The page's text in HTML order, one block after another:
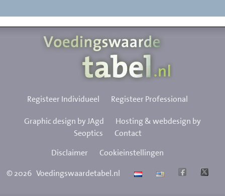
Registeer Individueel Registeer Professional
Graphic design by JAgd
Hosting & webdesign by
Seoptics
Contact
Disclaimer
Cookieinstellingen
©2026 Voedingswaardetabel.nl